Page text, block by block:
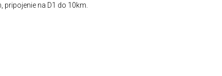
na D1 do 10km.